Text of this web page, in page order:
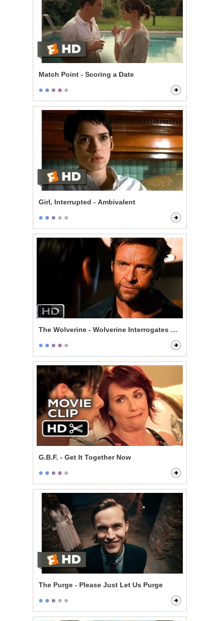
Match Point - Scoring a Date
Girl, Interrupted - Ambivalent
The Wolverine - Wolverine Interrogates Noburo
G.B.F. - Get It Together Now
The Purge - Please Just Let Us Purge